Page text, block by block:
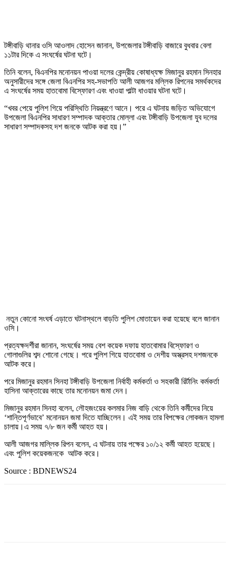
টঙ্গীবাড়ি থানার ওসি আওলাদ হোসেন জানান, উপজেলার টঙ্গীবাড়ি বাজারে বুধবার বেলা
১১টার দিকে এ সংঘর্ষের ঘটনা ঘটে।
তিনি বলেন, বিএনপির মনোনয়ন পাওয়া দলের কেন্দ্রীয় কোষাধ্যক্ষ মিজানুর রহমান সিনহার
অনুসারীদের সঙ্গে জেলা বিএনপির সহ-সভাপতি আলী আজগর মল্লিক রিপনের সমর্থকদের
এ সংঘর্ষের সময় হাতবোমা বিস্ফোরণ এবং ধাওয়া পাল্টা ধাওয়ার ঘটনা ঘটে।
“খবর পেয়ে পুলিশ গিয়ে পরিস্থিতি নিয়ন্ত্রণে আনে। পরে এ ঘটনায় জড়িত অভিযোগে
উপজেলা বিএনপির সাধারণ সম্পাদক আক্তার মোল্লা এবং টঙ্গীবাড়ি উপজেলা যুব দলের
সাধারণ সম্পাদকসহ দশ জনকে আটক করা হয়।”
নতুন কোনো সংঘর্ষ এড়াতে ঘটনাস্থলে বাড়তি পুলিশ মোতায়েন করা হয়েছে বলে জানান
ওসি।
প্রত্যক্ষদর্শীরা জানান, সংঘর্ষের সময় বেশ কয়েক দফায় হাতবোমার বিস্ফোরণ ও
গোলাগুলির শব্দ শোনো গেছে। পরে পুলিশ গিয়ে হাতবোমা ও দেশীয় অস্ত্রসহ দশজনকে
আটক করে।
পরে মিজানুর রহমান সিনহা টঙ্গীবাড়ি উপজেলা নির্বাহী কর্মকর্তা ও সহকারী রির্টানিং কর্মকর্তা
হাসিনা আক্তারের কাছে তার মনোনয়ন জমা দেন।
মিজানুর রহমান সিনহা বলেন, লৌহজংয়ের কলমার নিজ বাড়ি থেকে তিনি কর্মীদের নিয়ে
‘শান্তিপূর্ণভাবে’ মনোনয়ন জমা দিতে যাচ্ছিলেন। এই সময় তার বিপক্ষের লোকজন হামলা
চালায়।এ সময় ৭/৮ জন কর্মী আহত হয়।
আলী আজগর মাল্লিক রিপন বলেন, এ ঘটনায় তার পক্ষের ১০/১২ কর্মী আহত হয়েছে।
এবং পুলিশ কয়েকজনকে আটক করে।
Source : BDNEWS24